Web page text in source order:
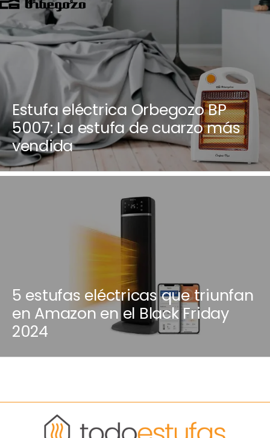
Estufa eléctrica Orbegozo BP
5007: La estufa de cuarzo más
vendida
5 estufas eléctricas que triunfan
en Amazon en el Black Friday
2024